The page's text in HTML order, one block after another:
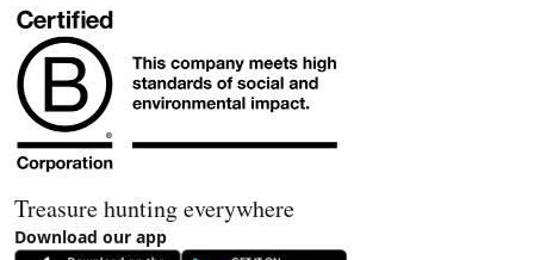
Treasure hunting everywhere
Download our app